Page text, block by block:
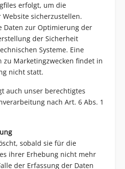
erfolgt, um die
sicherzustellen.
Daten zur Optimierung der
der Sicherheit
Systeme. Eine
zu Marketingzwecken findet in
nicht statt.
auch unser berechtigtes
nach Art. 6 Abs. 1
sobald sie für die
ihrer Erhebung nicht mehr
der Erfassung der Daten